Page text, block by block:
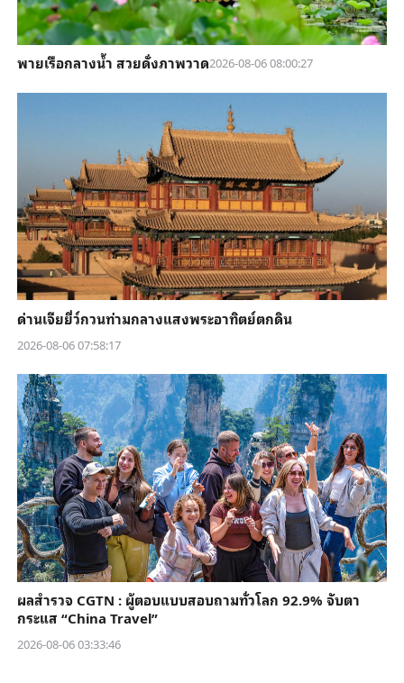
พายเรือกลางน้ำ สวยดั่งภาพวาด2026-08-06 08:00:27
ด่านเจียยี่ว์กวนท่ามกลางแสงพระอาทิตย์ตกดิน
2026-08-06 07:58:17
ผลสำรวจ CGTN : ผู้ตอบแบบสอบถามทั่วโลก 92.9% จับตา
กระแส “China Travel”
2026-08-06 03:33:46